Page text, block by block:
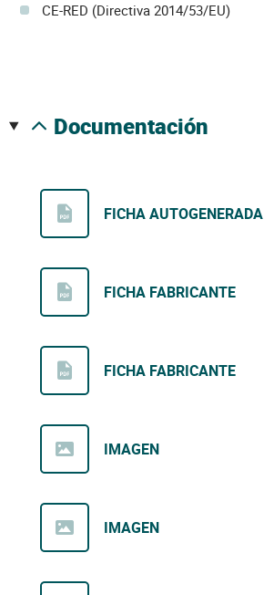
CE-RED (Directiva 2014/53/EU)
documentación
FICHA AUTOGENERADA
FICHA FABRICANTE
FICHA FABRICANTE
IMAGEN
IMAGEN